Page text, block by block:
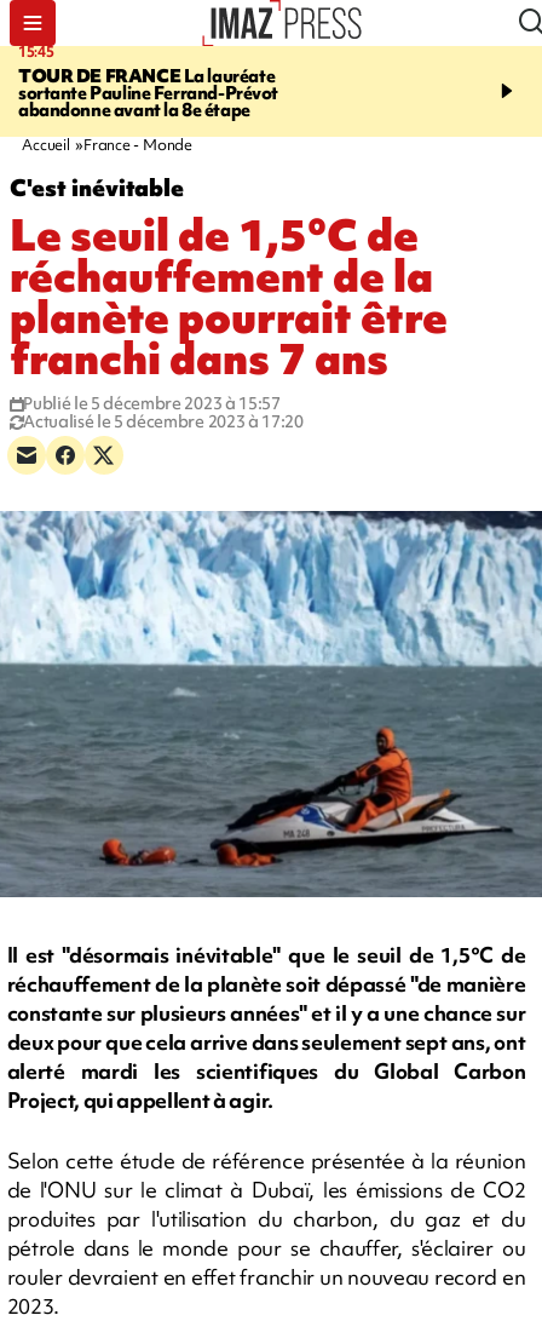
15:45
TOUR DE FRANCELa lauréate
sortante Pauline Ferrand-Prévot
abandonne avant la 8e étape
20:17
routière, concours de
Accueil France - Monde
C'est inévitable
Le seuil de 1,5°C de
réchauffement de la
planète pourrait être
franchi dans 7 ans
Publié le 5 décembre 2023 à 15:57
Actualisé le 5 décembre 2023 à 17:20
Il est "désormais inévitable" que le seuil de 1,5°C de
réchauffement de la planète soit dépassé "de manière
constante sur plusieurs années" et il y a une chance sur
deux pour que cela arrive dans seulement sept ans, ont
alerté mardi les scientifiques du Global Carbon
Project, qui appellent à agir.
Selon cette étude de référence présentée à la réunion
de l'ONU sur le climat à Dubaï, les émissions de CO2
produites par l'utilisation du charbon, du gaz et du
pétrole dans le monde pour se chauffer, s'éclairer ou
rouler devraient en effet franchir un nouveau record en
2023.